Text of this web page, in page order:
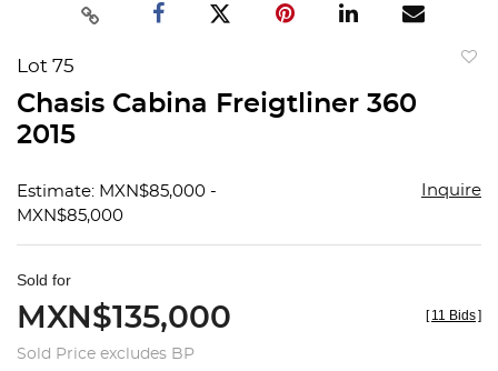
Lot 75
Chasis Cabina Freigtliner 360
2015
Estimate: MXN$85,000 -
MXN$85,000
Inquire
Sold for
MXN$135,000
Sold Price excludes BP
[ 11 Bids]